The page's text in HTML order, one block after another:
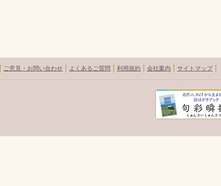
ご意見・お問い合わせ よくあるご質問 利用規約 会社案内 サイトマップ